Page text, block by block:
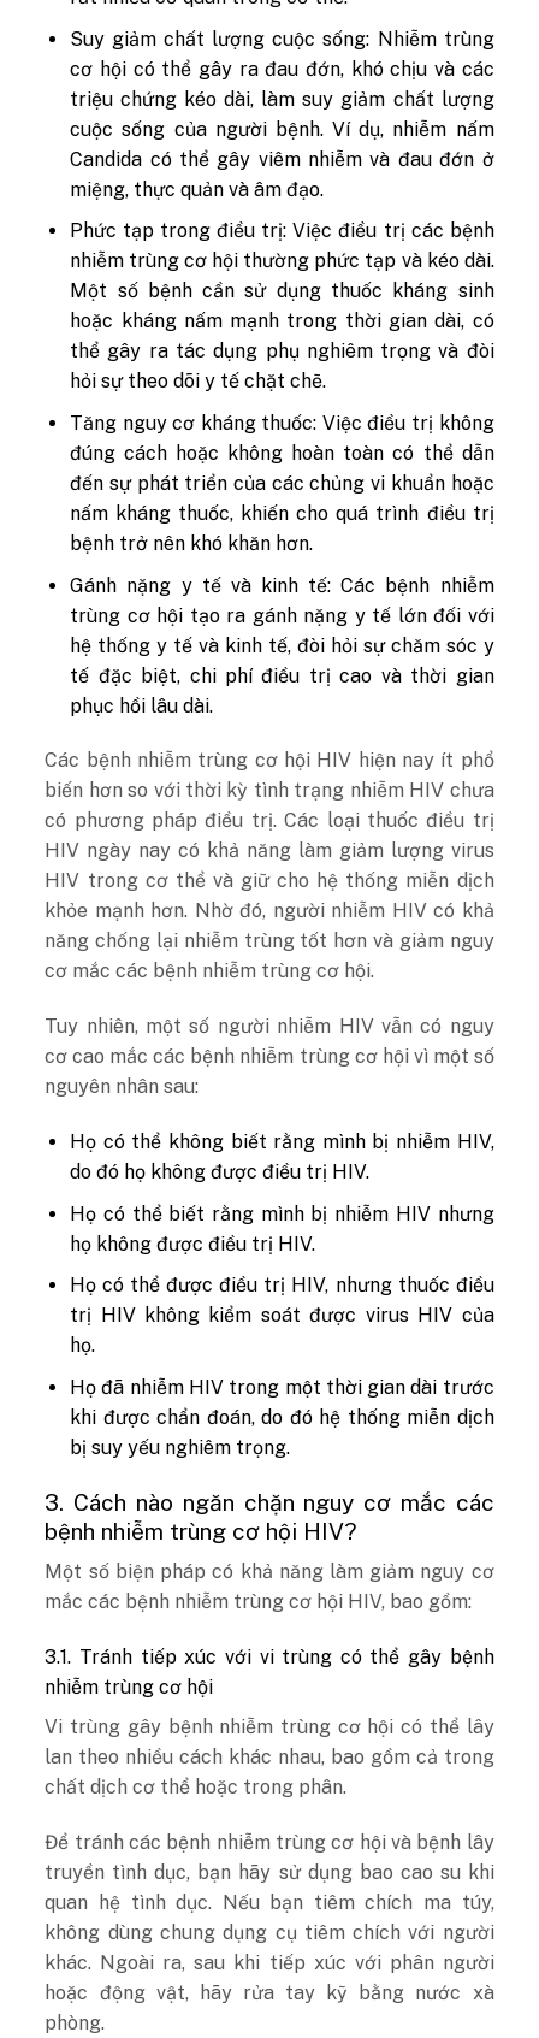
Suy giảm chất lượng cuộc sống: Nhiễm trùng
cơ hội có thể gây ra đau đớn, khó chịu và các
triệu chứng kéo dài, làm suy giảm chất lượng
cuộc sống của người bệnh. Ví dụ, nhiễm nấm
Candida có thể gây viêm nhiễm và đau đớn ở
miệng, thực quản và âm đạo.
Phức tạp trong điều trị: Việc điều trị các bệnh
nhiễm trùng cơ hội thường phức tạp và kéo dài.
Một số bệnh cần sử dụng thuốc kháng sinh
hoặc kháng nấm mạnh trong thời gian dài, có
thể gây ra tác dụng phụ nghiêm trọng và đòi
hỏi sự theo dõi y tế chặt chẽ.
Tăng nguy cơ kháng thuốc: Việc điều trị không
đúng cách hoặc không hoàn toàn có thể dẫn
đến sự phát triển của các chủng vi khuẩn hoặc
nấm kháng thuốc, khiến cho quá trình điều trị
bệnh trở nên khó khăn hơn.
Gánh nặng y tế và kinh tế: Các bệnh nhiễm
trùng cơ hội tạo ra gánh nặng y tế lớn đối với
hệ thống y tế và kinh tế, đòi hỏi sự chăm sóc y
tế đặc biệt, chi phí điều trị cao và thời gian
phục hồi lâu dài.
Các bệnh nhiễm trùng cơ hội HIV hiện nay ít phổ
biến hơn so với thời kỳ tình trạng nhiễm HIV chưa
có phương pháp điều trị. Các loại thuốc điều trị
HIV ngày nay có khả năng làm giảm lượng virus
HIV trong cơ thể và giữ cho hệ thống miễn dịch
khỏe mạnh hơn. Nhờ đó, người nhiễm HIV có khả
năng chống lại nhiễm trùng tốt hơn và giảm nguy
cơ mắc các bệnh nhiễm trùng cơ hội.
Tuy nhiên, một số người nhiễm HIV vẫn có nguy
cơ cao mắc các bệnh nhiễm trùng cơ hội vì một số
nguyên nhân sau:
Họ có thể không biết rằng mình bị nhiễm HIV,
do đó họ không được điều trị HIV.
Họ có thể biết rằng mình bị nhiễm HIV nhưng
họ không được điều trị HIV.
Họ có thể được điều trị HIV, nhưng thuốc điều
trị HIV không kiểm soát được virus HIV của
họ.
Họ đã nhiễm HIV trong một thời gian dài trước
khi được chẩn đoán, do đó hệ thống miễn dịch
bị suy yếu nghiêm trọng.
3. Cách nào ngăn chặn nguy cơ mắc các
bệnh nhiễm trùng cơ hội HIV?
Một số biện pháp có khả năng làm giảm nguy cơ
mắc các bệnh nhiễm trùng cơ hội HIV, bao gồm:
3.1. Tránh tiếp xúc với vi trùng có thể gây bệnh
nhiễm trùng cơ hội
Vi trùng gây bệnh nhiễm trùng cơ hội có thể lây
lan theo nhiều cách khác nhau, bao gồm cả trong
chất dịch cơ thể hoặc trong phân.
Để tránh các bệnh nhiễm trùng cơ hội và bệnh lây
truyền tình dục, bạn hãy sử dụng bao cao su khi
quan hệ tình dục. Nếu bạn tiêm chích ma túy,
không dùng chung dụng cụ tiêm chích với người
khác. Ngoài ra, sau khi tiếp xúc với phân người
hoặc động vật, hãy rửa tay kỹ bằng nước xà
phòng.